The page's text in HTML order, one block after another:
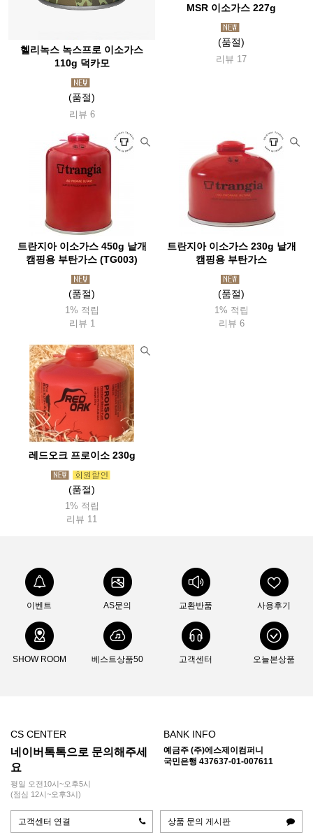
헬리녹스 녹스프로 이소가스
110g 덕카모
(품절)
리뷰 6
MSR 이소가스 227g
(품절)
리뷰 17
트란지아 이소가스 450g 낱개
캠핑용 부탄가스 (TG003)
(품절)
1% 적립
리뷰 1
트란지아 이소가스 230g 낱개
캠핑용 부탄가스
(품절)
1% 적립
리뷰 6
레드오크 프로이소 230g
(품절)
1% 적립
리뷰 11
이벤트 AS문의 교환반품 사용후기
SHOW ROOM 베스트상품50 고객센터 오늘본상품
CS CENTER
네이버톡톡으로 문의해주세
요
평일 오전10시~오후5시
(점심 12시~오후3시)
BANK INFO
예금주 (주)에스제이컴퍼니
국민은행 437637-01-007611
고객센터 연결 상품 문의 게시판